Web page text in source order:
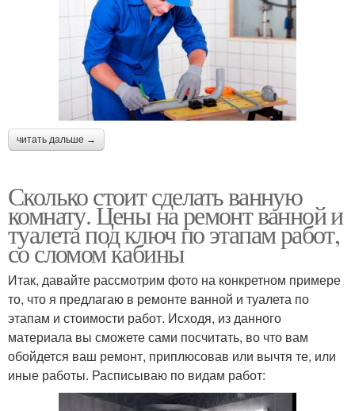
читать дальше →
Сколько стоит сделать ванную
комнату. Цены на ремонт ванной и
туалета под ключ по этапам работ,
со сломом кабины
Итак, давайте рассмотрим фото на конкретном примере
то, что я предлагаю в ремонте ванной и туалета по
этапам и стоимости работ. Исходя, из данного
материала вы сможете сами посчитать, во что вам
обойдется ваш ремонт, приплюсовав или вычтя те, или
иные работы. Расписываю по видам работ: